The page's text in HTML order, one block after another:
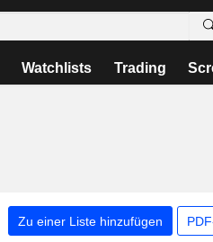
Watchlists Trading
Zu einer Liste hinzufügen